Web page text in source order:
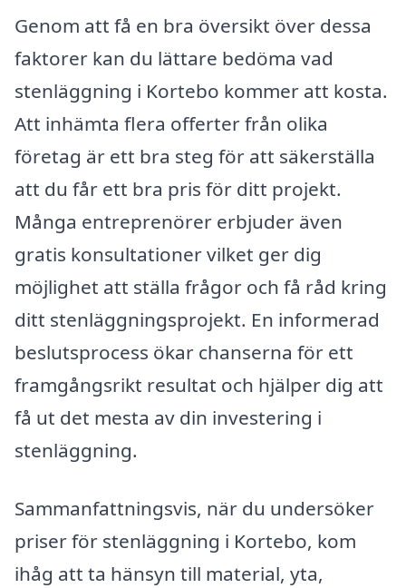
Genom att få en bra översikt över dessa
faktorer kan du lättare bedöma vad
stenläggning i Kortebo kommer att kosta.
Att inhämta flera offerter från olika
företag är ett bra steg för att säkerställa
att du får ett bra pris för ditt projekt.
Många entreprenörer erbjuder även
gratis konsultationer vilket ger dig
möjlighet att ställa frågor och få råd kring
ditt stenläggningsprojekt. En informerad
beslutsprocess ökar chanserna för ett
framgångsrikt resultat och hjälper dig att
få ut det mesta av din investering i
stenläggning.
Sammanfattningsvis, när du undersöker
priser för stenläggning i Kortebo, kom
ihåg att ta hänsyn till material, yta,